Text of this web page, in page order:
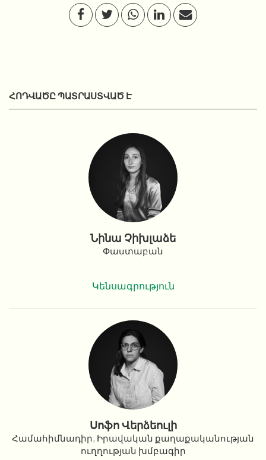
ՀՈԴՎԱԾԸ ՊԱՏՐԱՍՏՎԱԾ Է
Նինա Չիխլաձե
Փաստաբան
Կենսագրություն
Սոֆո Վերձեուլի
Համահիմնադիր, Իրավական քաղաքականության
ուղղության խմբագիր